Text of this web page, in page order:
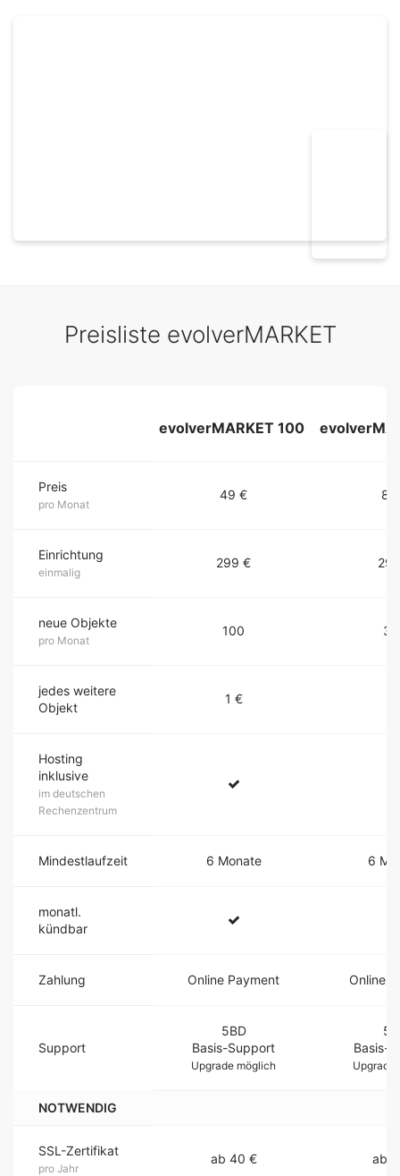
Preisliste evolverMARKET
evolverMARKET 100
Preis
pro Monat
49 € 89
Einrichtung
einmalig
299 €
neue Objekte
pro Monat
100
jedes weitere
Objekt
1 €
Hosting
inklusive
im deutschen
Rechenzentrum
Mindestlaufzeit 6 Monate 6
monatl.
kündbar
Zahlung Online Payment Online
Support
5BD
Basis-Support
Upgrade möglich
Basis-
Upgrade
NOTWENDIG
SSL-Zertifikat
pro Jahr
ab 40 € ab